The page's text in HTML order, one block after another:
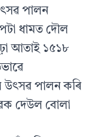
পালন
ধামত দৌল
আতাই ১৫১৮
উৎসৱ পালন কৰি
দেউল বোলা